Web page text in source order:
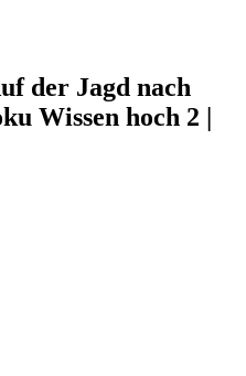
der Jagd nach
Wissen hoch 2 |